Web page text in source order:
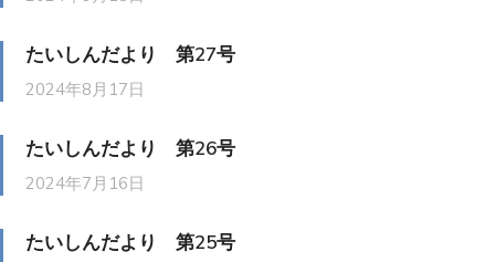
たいしんだより 第27号
2024年8月17日
たいしんだより 第26号
2024年7月16日
たいしんだより 第25号